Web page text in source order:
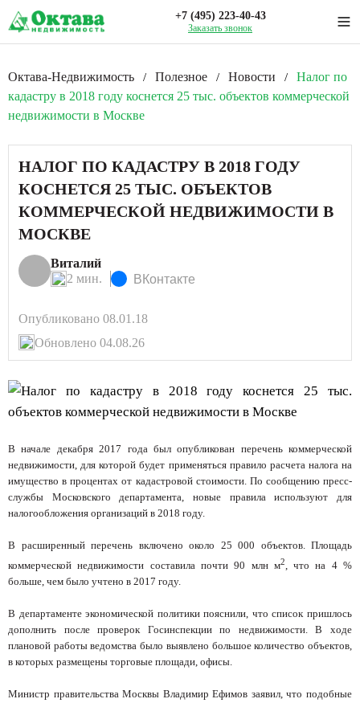
+7 (495) 223-40-43
Заказать звонок
Октава-Недвижимость / Полезное / Новости /
Налог по
кадастру в 2018 году коснется 25 тыс. объектов коммерческой
недвижимости в Москве
НАЛОГ ПО КАДАСТРУ В 2018 ГОДУ
КОСНЕТСЯ 25 ТЫС. ОБЪЕКТОВ
КОММЕРЧЕСКОЙ НЕДВИЖИМОСТИ В
МОСКВЕ
Виталий
2 мин.
ВКонтакте
Опубликовано 08.01.18
Обновлено 04.08.26
В начале декабря 2017 года был опубликован перечень коммерческой
недвижимости, для которой будет применяться правило расчета налога на
имущество в процентах от кадастровой стоимости. По сообщению пресс-
службы Московского департамента, новые правила используют для
налогообложения организаций в 2018 году.
В расширенный перечень включено около 25 000 объектов. Площадь
коммерческой недвижимости составила почти 90 млн м2, что на 4 %
больше, чем было учтено в 2017 году.
В департаменте экономической политики пояснили, что список пришлось
дополнить после проверок Госинспекции по недвижимости. В ходе
плановой работы ведомства было выявлено большое количество объектов,
в которых размещены торговые площади, офисы.
Министр правительства Москвы Владимир Ефимов заявил, что подобные